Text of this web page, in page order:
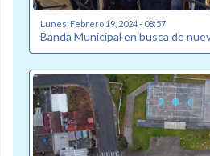
Lunes, Febrero 19, 2024 - 08:57
Banda Municipal en busca de